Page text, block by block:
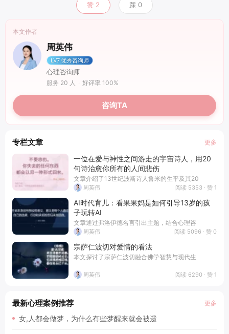
赞 2 踩 0
本文作者
周英伟
LV7.优秀咨询师
心理咨询师
服务 20 人 · 好评率 100%
咨询TA
专栏文章 更多
一位在爱与神性之间游走的宇宙诗人，用20
句诗治愈你所有的人间悲伤
文章介绍了13世纪波斯诗人鲁米的生平及其20
周英伟 阅读 5353 · 赞 1
AI时代育儿：看果果妈是如何引导13岁的孩
子玩转AI
文章通过弗洛伊德名言引出主题，结合心理咨
周英伟 阅读 5096 · 赞 0
宗萨仁波切对爱情的看法
本文探讨了宗萨仁波切融合佛学智慧与现代生
周英伟 阅读 6290 · 赞 1
最新心理案例推荐 更多
女,人都会做梦，为什么有些梦醒来就会被遗